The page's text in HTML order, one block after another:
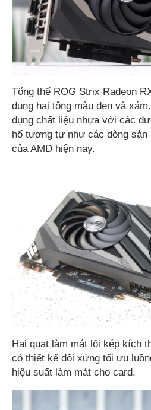
Tổng thể ROG Strix Radeon
dụng hai tông màu đen và
dụng chất liệu nhựa với các
hố tương tự như các dòng sản
của AMD hiện nay.
Hai quạt làm mát lõi kép kích
có thiết kế đối xứng tối ưu
hiệu suất làm mát cho card.